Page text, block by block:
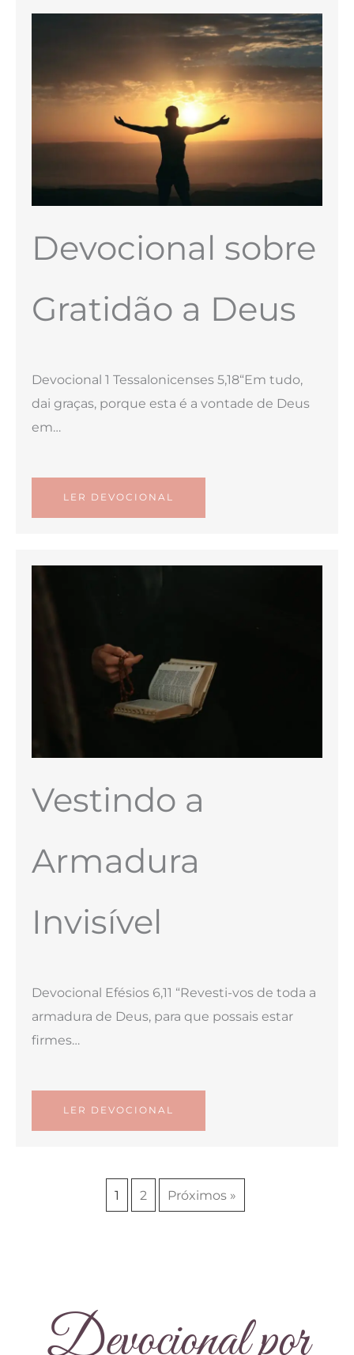
Devocional sobre
Gratidão a Deus
Devocional 1 Tessalonicenses 5,18“Em tudo,
dai graças, porque esta é a vontade de Deus
em…
LER DEVOCIONAL
Vestindo a
Armadura
Invisível
Devocional Efésios 6,11 “Revesti-vos de toda a
armadura de Deus, para que possais estar
firmes…
LER DEVOCIONAL
1 2 Próximos »